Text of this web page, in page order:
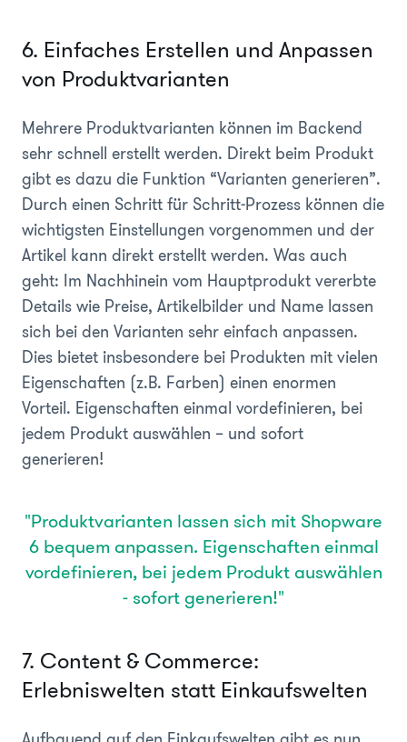
6. Einfaches Erstellen und Anpassen
von Produktvarianten
Mehrere Produktvarianten können im Backend
sehr schnell erstellt werden. Direkt beim Produkt
gibt es dazu die Funktion “Varianten generieren”.
Durch einen Schritt für Schritt-Prozess können die
wichtigsten Einstellungen vorgenommen und der
Artikel kann direkt erstellt werden. Was auch
geht: Im Nachhinein vom Hauptprodukt vererbte
Details wie Preise, Artikelbilder und Name lassen
sich bei den Varianten sehr einfach anpassen.
Dies bietet insbesondere bei Produkten mit vielen
Eigenschaften (z.B. Farben) einen enormen
Vorteil. Eigenschaften einmal vordefinieren, bei
jedem Produkt auswählen – und sofort
generieren!
"Produktvarianten lassen sich mit Shopware
6 bequem anpassen. Eigenschaften einmal
vordefinieren, bei jedem Produkt auswählen
- sofort generieren!"
7. Content & Commerce:
Erlebniswelten statt Einkaufswelten